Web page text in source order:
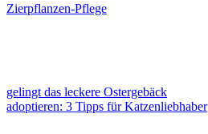
Zierpflanzen-Pflege
gelingt das leckere Ostergebäck
adoptieren: 3 Tipps für Katzenliebhaber